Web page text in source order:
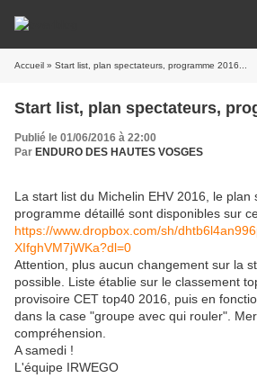
Accueil » Start list, plan spectateurs, programme 2016...
Start list, plan spectateurs,
Publié le 01/06/2016 à 22:00
Par ENDURO DES HAUTES VOSGES
La start list du Michelin EHV 2016, le plan
programme détaillé sont disponibles sur
https://www.dropbox.com/sh/
XIfghVM7jWKa?dl=0
Attention, plus aucun changement sur la
possible. Liste établie sur le classement
provisoire CET top40 2016, puis en
dans la case "groupe avec qui rouler".
compréhension.
A samedi !
L'équipe IRWEGO